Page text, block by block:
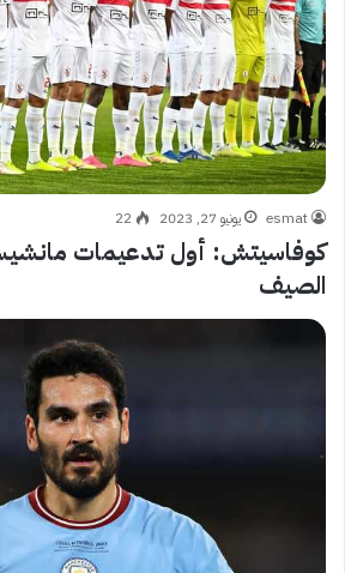
esmat يونيو 27, 2023 22
كوفاسيتش: أول تدعيمات
الصيف